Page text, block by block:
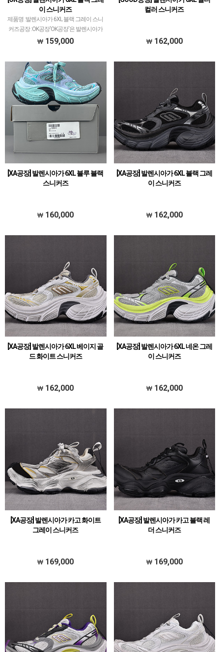
이 스니커즈
제품명 :발렌시아가 6XL 블랙 그레이 스니
커즈공장 :OK공장'OK공장'은 발렌시아가
스니커즈 전문적으로 취급하고 있습니다.
그랬으나 …
159,000
컬러 스니커즈
162,000
[XA공장] 발렌시아가 6XL 블루 블랙
스니커즈
160,000
[XA공장] 발렌시아가 6XL 블랙 그레
이 스니커즈
162,000
[XA공장] 발렌시아가 6XL 베이지 골
드 화이트 스니커즈
162,000
[XA공장] 발렌시아가 6XL 네온 그레
이 스니커즈
162,000
[XA공장] 발렌시아가 카고 화이트
그레이 스니커즈
169,000
[XA공장] 발렌시아가 카고 블랙 레
더 스니커즈
169,000